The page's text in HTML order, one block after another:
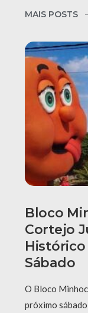
MAIS POSTS
Bloco
Cortejo
Histórico
Sábado
O Bloco
próximo